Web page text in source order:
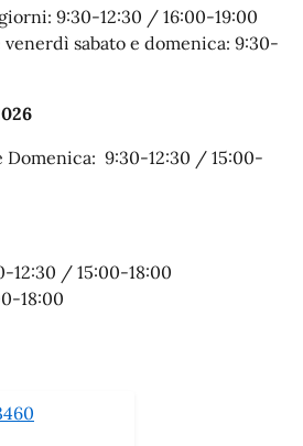
9:30-12:30 / 16:00-19:00
sabato e domenica: 9:30-
Domenica: 9:30-12:30 / 15:00-
12:30 / 15:00-18:00
18:00